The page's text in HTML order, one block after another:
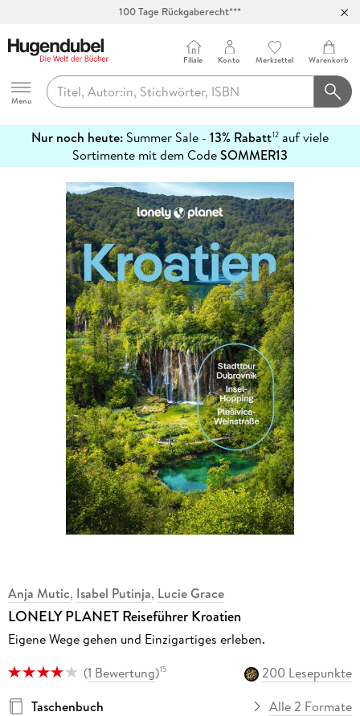
100 Tage Rückgaberecht***
Hugendubel
Menu
Filiale Konto Merkzettel Warenkorb
Nur noch heute: Summer Sale - 13% Rabatt12 auf viele
Sortimente mit dem CodeSOMMER13
erfahren
Anja Mutic, Isabel Putinja, Lucie Grace
LONELY PLANET Reiseführer Kroatien
Eigene Wege gehen und Einzigartiges erleben.
(1 Bewertung)15
200 Lesepunkte
Taschenbuch
Alle 2 Formate